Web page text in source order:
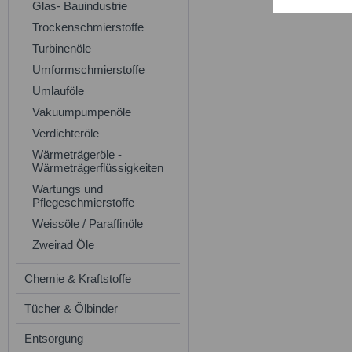
Glas- Bauindustrie
Trockenschmierstoffe
Turbinenöle
Umformschmierstoffe
Umlauföle
Vakuumpumpenöle
Verdichteröle
Wärmeträgeröle -
Wärmeträgerflüssigkeiten
Wartungs und
Pflegeschmierstoffe
Weissöle / Paraffinöle
Zweirad Öle
Chemie & Kraftstoffe
Tücher & Ölbinder
Entsorgung